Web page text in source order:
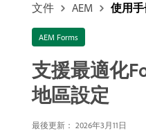
文件 AEM 使用
AEM Forms
支援最適化
地區設定
最後更新： 2026年3月11日